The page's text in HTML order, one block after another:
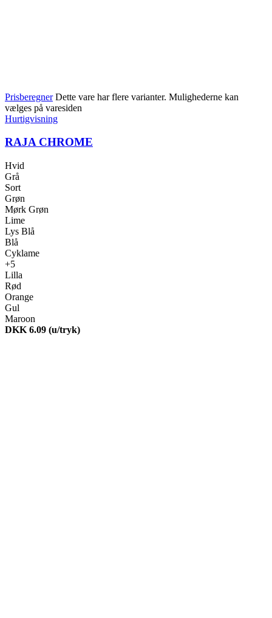
Prisberegner Dette vare har flere varianter. Mulighederne kan
vælges på varesiden
Hurtigvisning
RAJA CHROME
Hvid
Grå
Sort
Grøn
Mørk Grøn
Lime
Lys Blå
Blå
Cyklame
+5
Lilla
Rød
Orange
Gul
Maroon
DKK 6.09 (u/tryk)